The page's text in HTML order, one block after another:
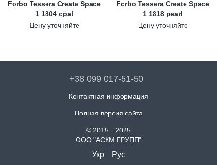
Forbo Tessera Create Space
1 1804 opal
Цену уточняйте
Forbo Tessera Create Space
1 1818 pearl
Цену уточняйте
+38 099 017-51-50
Контактная информация
Полная версия сайта
© 2015—2025
ООО "АСКМ ГРУПП"
Укр Рус